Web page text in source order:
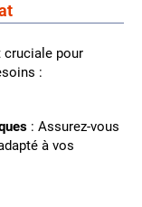
cruciale pour
:
: Assurez-vous
à vos